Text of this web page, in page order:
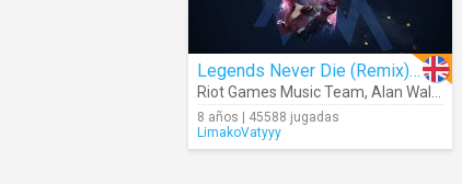
Legends Never Die (Remix) (Audio)
Riot Games Music Team, Alan Walker
8 años | 45588 jugadas
LimakoVatyyy